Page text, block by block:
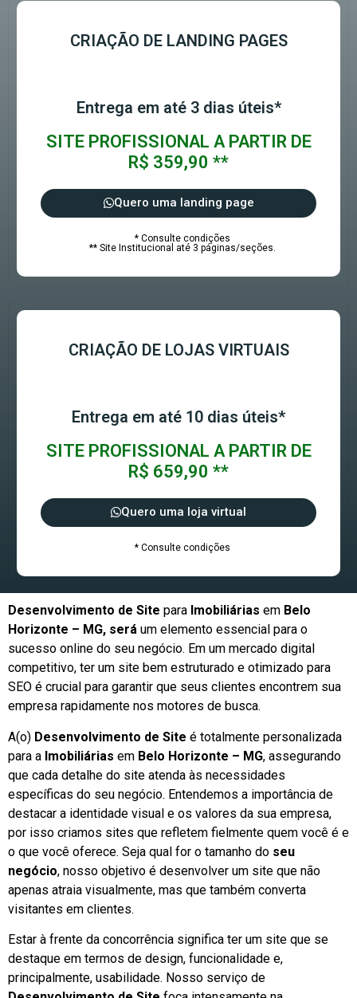
CRIAÇÃO DE LANDING PAGES
Entrega em até 3 dias úteis*
SITE PROFISSIONAL A PARTIR DE
R$ 359,90 **
Quero uma landing page
* Consulte condições
** Site Institucional até 3 páginas/seções.
CRIAÇÃO DE LOJAS VIRTUAIS
Entrega em até 10 dias úteis*
SITE PROFISSIONAL A PARTIR DE
R$ 659,90 **
Quero uma loja virtual
* Consulte condições
Desenvolvimento de Site para Imobiliárias em Belo
Horizonte – MG, será um elemento essencial para o
sucesso online do seu negócio. Em um mercado digital
competitivo, ter um site bem estruturado e otimizado para
SEO é crucial para garantir que seus clientes encontrem sua
empresa rapidamente nos motores de busca.
A(o) Desenvolvimento de Site é totalmente personalizada
para a Imobiliárias em Belo Horizonte – MG, assegurando
que cada detalhe do site atenda às necessidades
específicas do seu negócio. Entendemos a importância de
destacar a identidade visual e os valores da sua empresa,
por isso criamos sites que refletem fielmente quem você é e
o que você oferece. Seja qual for o tamanho do seu
negócio, nosso objetivo é desenvolver um site que não
apenas atraia visualmente, mas que também converta
visitantes em clientes.
Estar à frente da concorrência significa ter um site que se
destaque em termos de design, funcionalidade e,
principalmente, usabilidade. Nosso serviço de